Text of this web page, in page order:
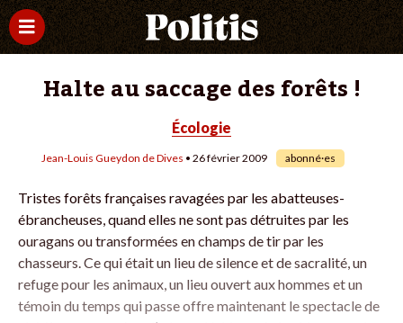
Halte au saccage des forêts !
Écologie
Jean-Louis Gueydon de Dives • 26 février 2009 abonné·es
Tristes forêts françaises ravagées par les abatteuses-
ébrancheuses, quand elles ne sont pas détruites par les
ouragans ou transformées en champs de tir par les
chasseurs. Ce qui était un lieu de silence et de sacralité, un
refuge pour les animaux, un lieu ouvert aux hommes et un
témoin du temps qui passe offre maintenant le spectacle de